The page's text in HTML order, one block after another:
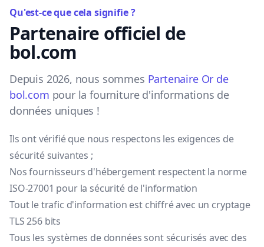
Qu'est-ce que cela signifie ?
Partenaire officiel de
bol.com
Depuis 2026, nous sommes Partenaire Or de
bol.com pour la fourniture d'informations de
données uniques !
Ils ont vérifié que nous respectons les exigences de
sécurité suivantes ;
Nos fournisseurs d'hébergement respectent la norme
ISO-27001 pour la sécurité de l'information
Tout le trafic d'information est chiffré avec un cryptage
TLS 256 bits
Tous les systèmes de données sont sécurisés avec des